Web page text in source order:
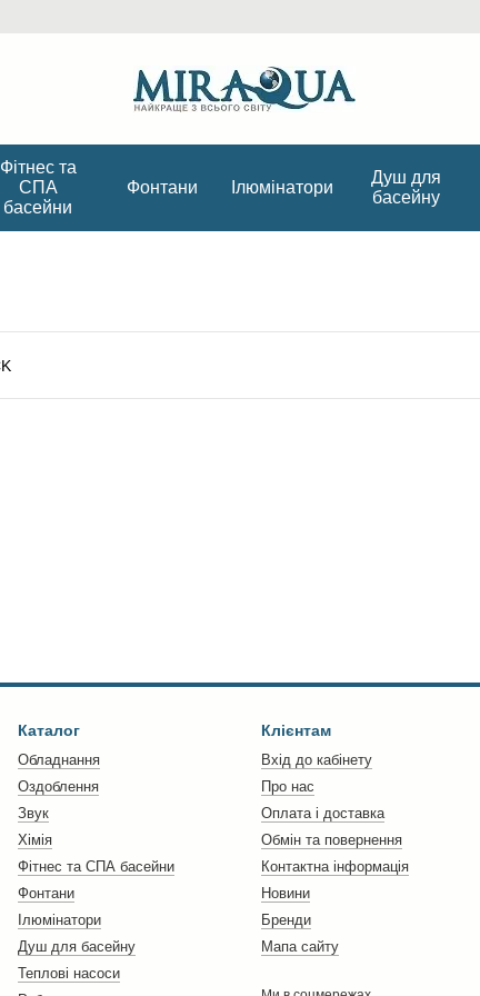
Фітнес та
СПА
басейни
Фонтани Ілюмінатори
Душ для
басейну
Каталог
Обладнання
Оздоблення
Звук
Хімія
Фітнес та СПА басейни
Фонтани
Ілюмінатори
Душ для басейну
Теплові насоси
Клієнтам
Вхід до кабінету
Про нас
Оплата і доставка
Обмін та повернення
Контактна інформація
Новини
Бренди
Мапа сайту